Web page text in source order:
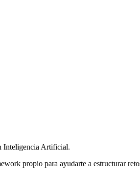
Inteligencia Artificial.
propio para ayudarte a estructurar